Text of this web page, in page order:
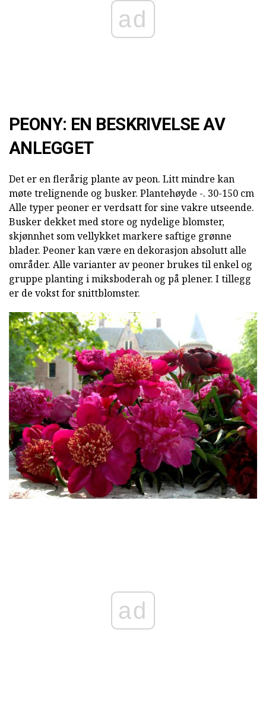
ad
PEONY: EN BESKRIVELSE AV
ANLEGGET
Det er en flerårig plante av peon. Litt mindre kan
møte trelignende og busker. Plantehøyde -. 30-150 cm
Alle typer peoner er verdsatt for sine vakre utseende.
Busker dekket med store og nydelige blomster,
skjønnhet som vellykket markere saftige grønne
blader. Peoner kan være en dekorasjon absolutt alle
områder. Alle varianter av peoner brukes til enkel og
gruppe planting i miksboderah og på plener. I tillegg
er de vokst for snittblomster.
ad